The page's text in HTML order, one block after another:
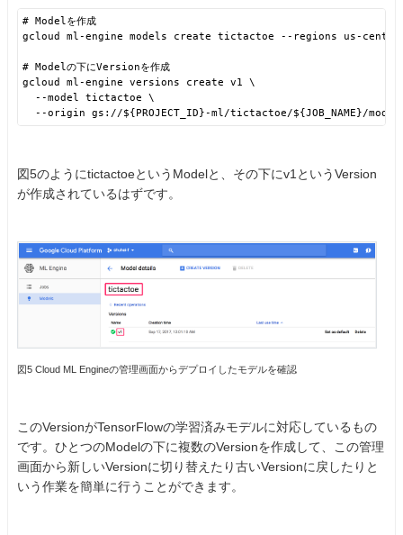
# Modelを作成
gcloud ml-engine models create tictactoe --regions us-
# Modelの下にVersionを作成
gcloud ml-engine versions create v1 \
--model tictactoe \
--origin gs://${PROJECT_ID}-ml/tictactoe/${JOB_NAME}/model
図5のようにtictactoeというModelと、その下にv1というVersion
が作成されているはずです。
図5 Cloud ML Engineの管理画面からデプロイしたモデルを確認
このVersionがTensorFlowの学習済みモデルに対応しているもの
です。ひとつのModelの下に複数のVersionを作成して、この管理
画面から新しいVersionに切り替えたり古いVersionに戻したりと
いう作業を簡単に行うことができます。